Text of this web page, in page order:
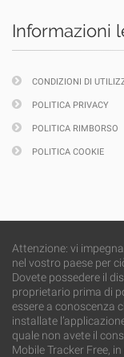
Informazioni
CONDIZIONI DI
POLITICA PRIVACY
POLITICA RIMBORSO
POLITICA COOKIE
Attenzione: vi
nel vostro paese per
Dovete possedere il
proprietario prima di
essere a conoscenza
installate
quale non avete il
Mobile Tracker Free,